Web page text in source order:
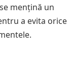
mențină un
a evita orice